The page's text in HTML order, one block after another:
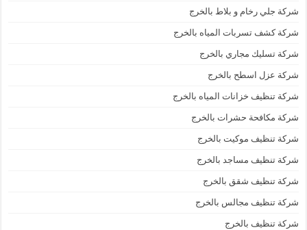
شركة جلي رخام و بلاط بالخرج
شركة كشف تسربات المياه بالخرج
شركة تسليك مجاري بالخرج
شركة عزل اسطح بالخرج
شركة تنظيف خزانات المياه بالخرج
شركة مكافحة حشرات بالخرج
شركة تنظيف موكيت بالخرج
شركة تنظيف مساجد بالخرج
شركة تنظيف شقق بالخرج
شركة تنظيف مجالس بالخرج
شركة تنظيف بالخرج